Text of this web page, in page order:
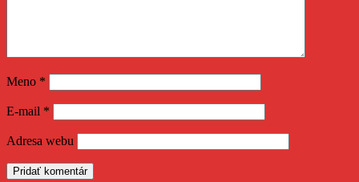
Meno *
E-mail *
Adresa webu